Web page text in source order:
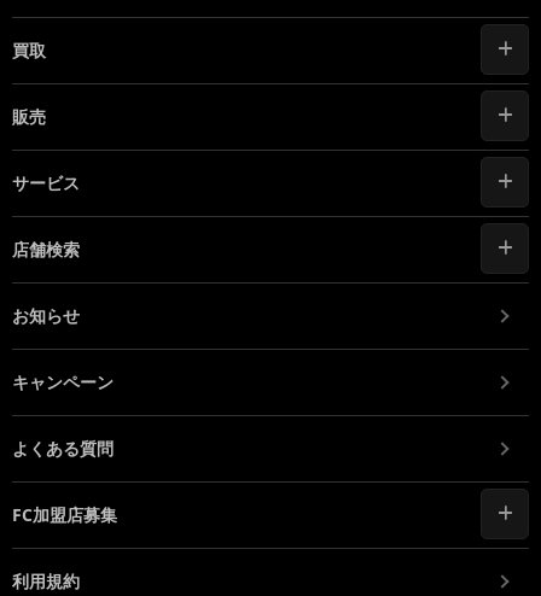
買取
販売
サービス
店舗検索
お知らせ
キャンペーン
よくある質問
FC加盟店募集
利用規約